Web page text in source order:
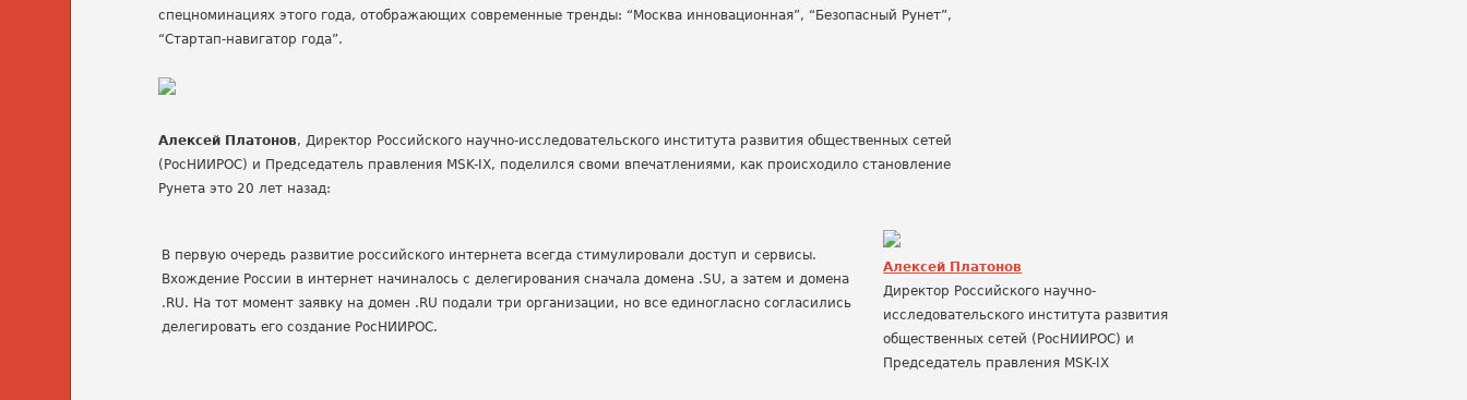
спецноминациях этого года, отображающих современные тренды: “Москва инновационная”, “Безопасный Рунет”,
“Стартап-навигатор года”.
Алексей Платонов, Директор Российского научно-исследовательского института развития общественных сетей
(РосНИИРОС) и Председатель правления MSK-IX, поделился своми впечатлениями, как происходило становление
Рунета это 20 лет назад:
В первую очередь развитие российского интернета всегда стимулировали доступ и сервисы.
Вхождение России в интернет начиналось с делегирования сначала домена .SU, а затем и домена
.RU. На тот момент заявку на домен .RU подали три организации, но все единогласно согласились
делегировать его создание РосНИИРОС.
Алексей Платонов
Директор Российского научно-
исследовательского института развития
общественных сетей (РосНИИРОС) и
Председатель правления MSK-IX